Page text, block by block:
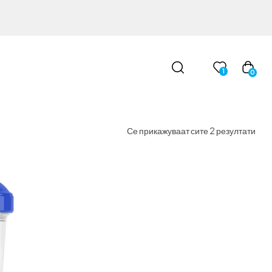
1 0
Се прикажуваат сите 2 резултати